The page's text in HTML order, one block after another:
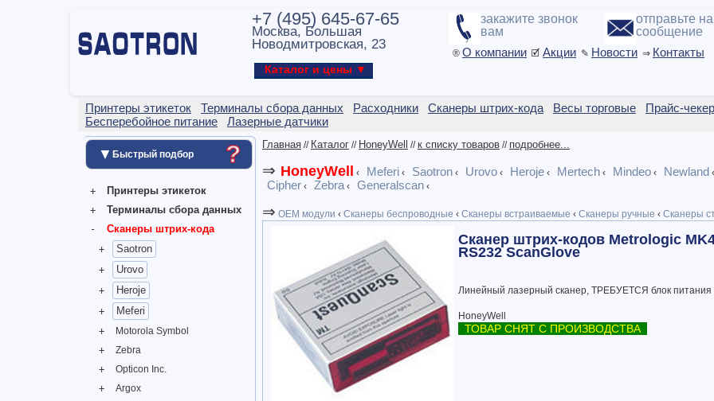
+7 (495) 645-67-65
Москва, Большая
Новодмитровская, 23
Каталог и цены ▼
закажите звонок
вам
отправьте
сообщение
® О компании 🗹 Акции ✎ Новости ⇒ Контакты
Принтеры этикеток Терминалы сбора данных Расходники Сканеры штрих-кода Весы торговые
Прайс-
Бесперебойное питание
Лазерные датчики
▼ Быстрый подбор ?
Принтеры этикеток
Терминалы сбора данных
Сканеры штрих-кода
Saotron
Urovo
Heroje
Meferi
Motorola Symbol
Zebra
Opticon Inc.
Argox
Главная // Каталог // HoneyWell //к списку товаров // подробнее...
⇒ HoneyWell ‹ Meferi ‹ Saotron ‹ Urovo ‹ Heroje ‹ Mertech ‹ Mindeo ‹ Newland
Cipher ‹ Zebra‹ Generalscan ‹
⇒ OEM модули ‹ Сканеры беспроводные ‹ Сканеры встраиваемые ‹ Сканеры ручные ‹ Сканеры
Сканер штрих-кодов Metrologic
RS232 ScanGlove
Линейный лазерный сканер, ТРЕБУЕТСЯ блок питания
HoneyWell
ТОВАР СНЯТ С ПРОИЗВОДСТВА